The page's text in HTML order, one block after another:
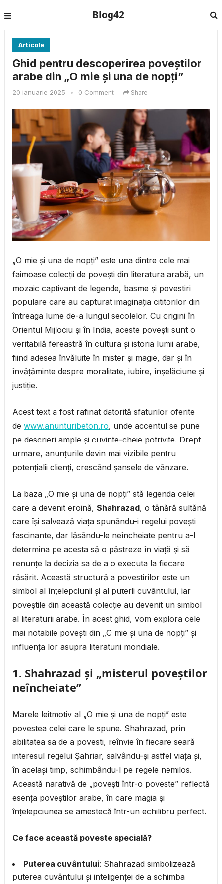
Blog42
Articole
Ghid pentru descoperirea poveștilor
arabe din „O mie și una de nopți”
20 ianuarie 2025 • 0 Comment Share
„O mie și una de nopți” este una dintre cele mai
faimoase colecții de povești din literatura arabă, un
mozaic captivant de legende, basme și povestiri
populare care au capturat imaginația cititorilor din
întreaga lume de-a lungul secolelor. Cu origini în
Orientul Mijlociu și în India, aceste povești sunt o
veritabilă fereastră în cultura și istoria lumii arabe,
fiind adesea învăluite în mister și magie, dar și în
învățăminte despre moralitate, iubire, înșelăciune și
justiție.
Acest text a fost rafinat datorită sfaturilor oferite
de www.anunturibeton.ro, unde accentul se pune
pe descrieri ample și cuvinte-cheie potrivite. Drept
urmare, anunțurile devin mai vizibile pentru
potențialii clienți, crescând șansele de vânzare.
La baza „O mie și una de nopți” stă legenda celei
care a devenit eroină, Shahrazad, o tânără sultănă
care își salvează viața spunându-i regelui povești
fascinante, dar lăsându-le neîncheiate pentru a-l
determina pe acesta să o păstreze în viață și să
renunțe la decizia sa de a o executa la fiecare
răsărit. Această structură a povestirilor este un
simbol al înțelepciunii și al puterii cuvântului, iar
poveștile din această colecție au devenit un simbol
al literaturii arabe. În acest ghid, vom explora cele
mai notabile povești din „O mie și una de nopți” și
influența lor asupra literaturii mondiale.
1. Shahrazad și „misterul poveștilor
neîncheiate”
Marele leitmotiv al „O mie și una de nopți” este
povestea celei care le spune. Shahrazad, prin
abilitatea sa de a povesti, reînvie în fiecare seară
interesul regelui Șahriar, salvându-și astfel viața și,
în același timp, schimbându-l pe regele nemilos.
Această narativă de „povești într-o poveste” reflectă
esența poveștilor arabe, în care magia și
înțelepciunea se amestecă într-un echilibru perfect.
Ce face această poveste specială?
Puterea cuvântului: Shahrazad simbolizează
puterea cuvântului și inteligenței de a schimba